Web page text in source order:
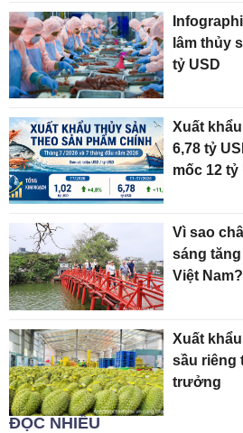
lâm thủy
tỷ USD
Xuất
6,78 tỷ
mốc 12 tỷ
Vì sao
sáng
Việt Nam?
Xuất
sầu riêng
trưởng
ĐỌC NHIỀU